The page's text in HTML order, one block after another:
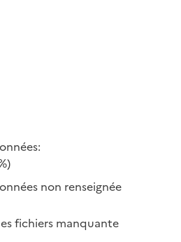
non renseignée
fichiers manquante